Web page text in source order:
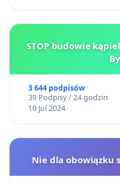
STOP budowie
3 644 podpisów
39 Podpisy / 24 godzin
10 Jul 2024
Nie dla obowiązku